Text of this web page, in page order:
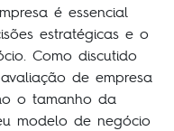
é essencial
estratégicas e o
Como discutido
de empresa
o tamanho da
modelo de negócio